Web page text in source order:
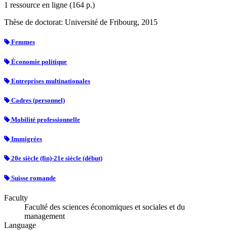
1 ressource en ligne (164 p.)
Thèse de doctorat: Université de Fribourg, 2015
Femmes
Économie politique
Entreprises multinationales
Cadres (personnel)
Mobilité professionnelle
Immigrées
20e siècle (fin)-21e siècle (début)
Suisse romande
Faculty
Faculté des sciences économiques et sociales et du
management
Language